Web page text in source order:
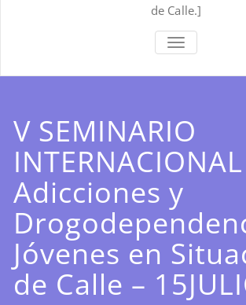
de Calle.]
ALTERNAR
LA
V SEMINARIO
Adicciones y
Jóvenes en
de Calle –